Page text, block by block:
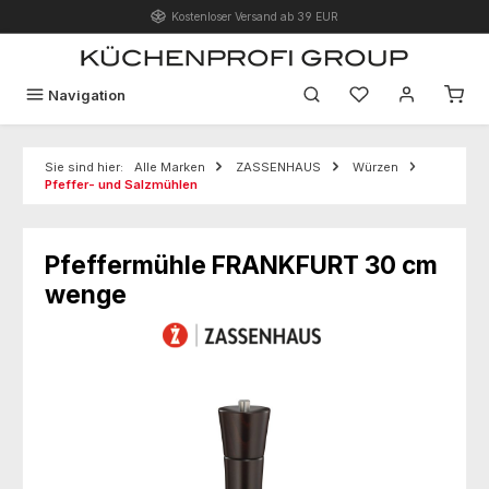
Zum Hauptinhalt springenKostenloser Versand ab 39 EUR
Navigation Du hast 0
Sie sind hier: Alle Marken ZASSENHAUS
Würzen
Pfeffer- und Salzmühlen
Pfeffermühle FRANKFURT 30 cm
wenge
Bildergalerie überspringen